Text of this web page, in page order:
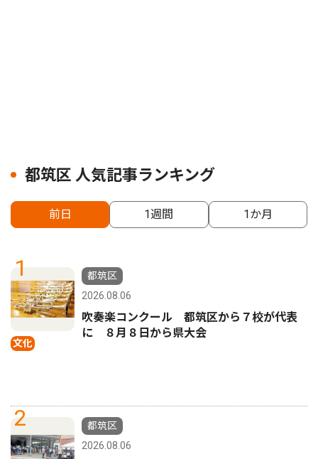
都筑区 人気記事ランキング
前日 1週間 1か月
1
文化
都筑区
2026.08.06
吹奏楽コンクール 都筑区から７校が代表
に ８月８日から県大会
2
都筑区
2026.08.06